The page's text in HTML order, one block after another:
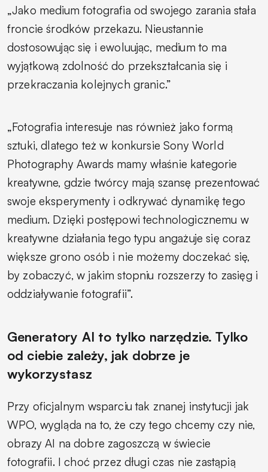
„Jako medium fotografia od swojego zarania stała
froncie środków przekazu. Nieustannie
dostosowując się i ewoluując, medium to ma
wyjątkową zdolność do przekształcania się i
przekraczania kolejnych granic.”
„Fotografia interesuje nas również jako formą
sztuki, dlatego też w konkursie Sony World
Photography Awards mamy właśnie kategorie
kreatywne, gdzie twórcy mają szansę prezentować
swoje eksperymenty i odkrywać dynamikę tego
medium. Dzięki postępowi technologicznemu w
kreatywne działania tego typu angażuje się coraz
większe grono osób i nie możemy doczekać się,
by zobaczyć, w jakim stopniu rozszerzy to zasięg i
oddziaływanie fotografii”.
Generatory AI to tylko narzędzie. Tylko
od ciebie zależy, jak dobrze je
wykorzystasz
Przy oficjalnym wsparciu tak znanej instytucji jak
WPO, wygląda na to, że czy tego chcemy czy nie,
obrazy AI na dobre zagoszczą w świecie
fotografii. I choć przez długi czas nie zastąpią